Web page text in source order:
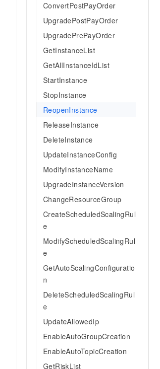
ConvertPostPayOrder
UpgradePostPayOrder
UpgradePrePayOrder
GetInstanceList
GetAllInstanceIdList
StartInstance
StopInstance
ReopenInstance
ReleaseInstance
DeleteInstance
UpdateInstanceConfig
ModifyInstanceName
UpgradeInstanceVersion
ChangeResourceGroup
CreateScheduledScalingRul
e
ModifyScheduledScalingRul
e
GetAutoScalingConfiguratio
n
DeleteScheduledScalingRul
e
UpdateAllowedIp
EnableAutoGroupCreation
EnableAutoTopicCreation
GetRiskList